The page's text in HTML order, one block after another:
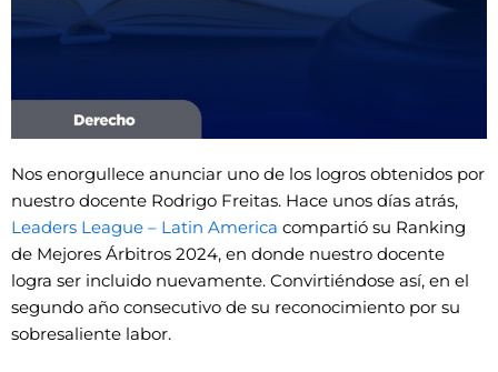
Nos enorgullece anunciar uno de los logros obtenidos por
nuestro docente Rodrigo Freitas. Hace unos días atrás,
Leaders League – Latin America compartió su Ranking
de Mejores Árbitros 2024, en donde nuestro docente
logra ser incluido nuevamente. Convirtiéndose así, en el
segundo año consecutivo de su reconocimiento por su
sobresaliente labor.